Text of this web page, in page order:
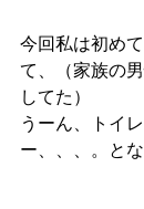
今回私は初め
て、（家族の
してた）
うーん、トイ
ー、、、。と